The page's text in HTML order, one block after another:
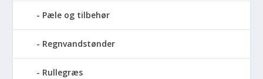
Pæle og tilbehør
Regnvandstønder
Rullegræs